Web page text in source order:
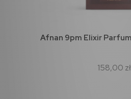
Afnan 9pm Elixir
158,00 zł